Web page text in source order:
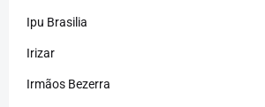
Ipu Brasilia
Irizar
Irmãos Bezerra